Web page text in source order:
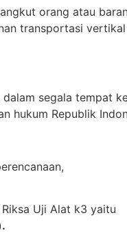
orang atau
transportasi
segala tempat
hukum Republik
Uji Alat k3 yaitu